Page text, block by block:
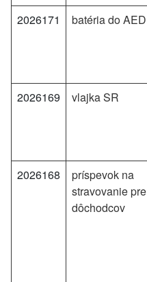
2026171 batéria do AED
2026169 vlajka SR
2026168
príspevok na
stravovanie pre
dôchodcov